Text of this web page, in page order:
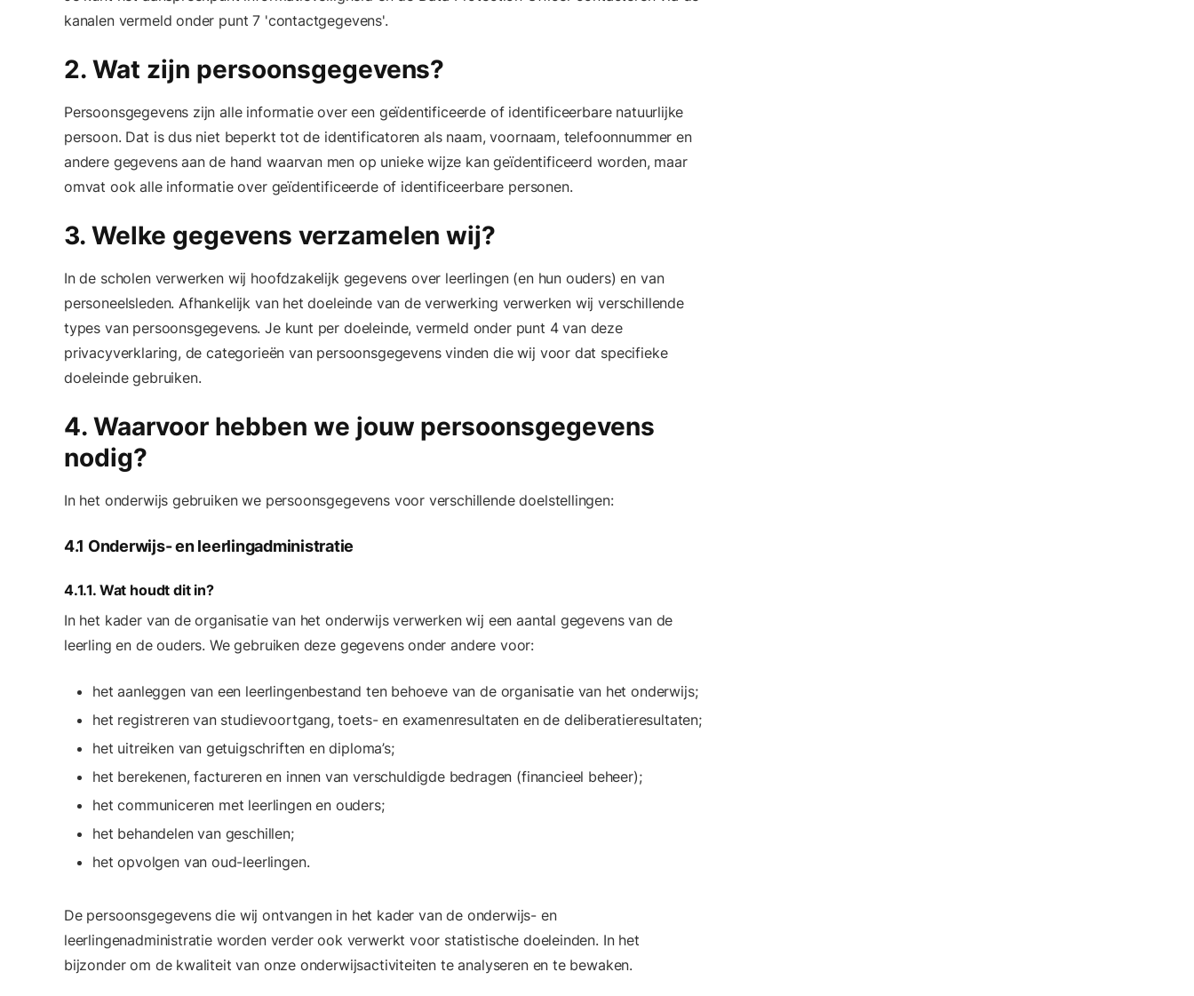
kanalen vermeld onder punt 7 'contactgegevens'.
2. Wat zijn persoonsgegevens?
Persoonsgegevens zijn alle informatie over een geïdentificeerde of identificeerbare natuurlijke
persoon. Dat is dus niet beperkt tot de identificatoren als naam, voornaam, telefoonnummer en
andere gegevens aan de hand waarvan men op unieke wijze kan geïdentificeerd worden, maar
omvat ook alle informatie over geïdentificeerde of identificeerbare personen.
3. Welke gegevens verzamelen wij?
In de scholen verwerken wij hoofdzakelijk gegevens over leerlingen (en hun ouders) en van
personeelsleden. Afhankelijk van het doeleinde van de verwerking verwerken wij verschillende
types van persoonsgegevens. Je kunt per doeleinde, vermeld onder punt 4 van deze
privacyverklaring, de categorieën van persoonsgegevens vinden die wij voor dat specifieke
doeleinde gebruiken.
4. Waarvoor hebben we jouw persoonsgegevens
nodig?
In het onderwijs gebruiken we persoonsgegevens voor verschillende doelstellingen:
4.1 Onderwijs- en leerlingadministratie
4.1.1. Wat houdt dit in?
In het kader van de organisatie van het onderwijs verwerken wij een aantal gegevens van de
leerling en de ouders. We gebruiken deze gegevens onder andere voor:
het aanleggen van een leerlingenbestand ten behoeve van de organisatie van het onderwijs;
het registreren van studievoortgang, toets- en examenresultaten en de deliberatieresultaten;
het uitreiken van getuigschriften en diploma’s;
het berekenen, factureren en innen van verschuldigde bedragen (financieel beheer);
het communiceren met leerlingen en ouders;
het behandelen van geschillen;
het opvolgen van oud-leerlingen.
De persoonsgegevens die wij ontvangen in het kader van de onderwijs- en
leerlingenadministratie worden verder ook verwerkt voor statistische doeleinden. In het
bijzonder om de kwaliteit van onze onderwijsactiviteiten te analyseren en te bewaken.